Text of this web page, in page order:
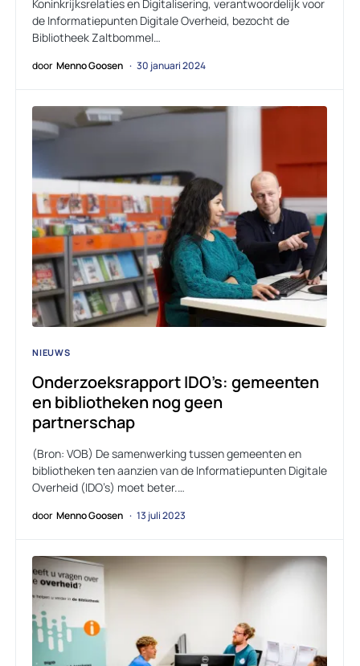
Koninkrijksrelaties en Digitalisering, verantwoordelijk voor
de Informatiepunten Digitale Overheid, bezocht de
Bibliotheek Zaltbommel…
door Menno Goosen 30 januari 2024
NIEUWS
Onderzoeksrapport IDO’s: gemeenten
en bibliotheken nog geen
partnerschap
(Bron: VOB) De samenwerking tussen gemeenten en
bibliotheken ten aanzien van de Informatiepunten Digitale
Overheid (IDO’s) moet beter.…
door Menno Goosen 13 juli 2023